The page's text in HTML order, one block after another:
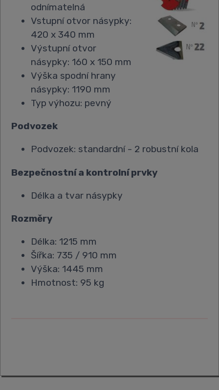
odnímatelná
Vstupní otvor násypky:
420 x 340 mm
Výstupní otvor
násypky: 160 x 150 mm
Výška spodní hrany
násypky: 1190 mm
Typ výhozu: pevný
Podvozek
Podvozek: standardní - 2 robustní kola
Bezpečnostní a kontrolní prvky
Délka a tvar násypky
Rozměry
Délka: 1215 mm
Šířka: 735 / 910 mm
Výška: 1445 mm
Hmotnost: 95 kg